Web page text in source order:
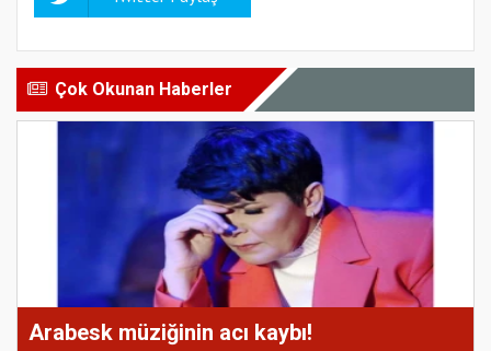
Çok Okunan Haberler
Arabesk müziğinin acı kaybı!